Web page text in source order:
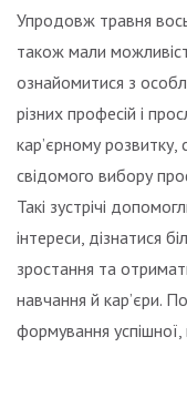
Упродовж травня
також мали
ознайомитися з
різних професій і
кар’єрному розвитку,
свідомого вибору
Такі зустрічі
інтереси, дізнатися
зростання та
навчання й кар’єри.
формування